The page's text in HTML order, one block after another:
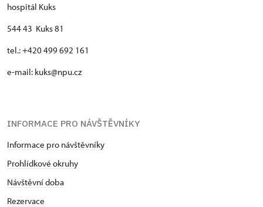
hospitál Kuks
544 43 Kuks 81
tel.: +420 499 692 161
e-mail: kuks@npu.cz
INFORMACE PRO NÁVŠTĚVNÍKY
Informace pro návštěvníky
Prohlídkové okruhy
Návštěvní doba
Rezervace